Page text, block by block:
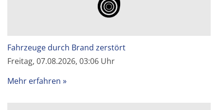
Fahrzeuge durch Brand zerstört
Freitag, 07.08.2026, 03:06 Uhr
Mehr erfahren